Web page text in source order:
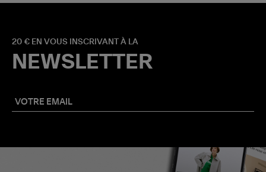
20 € EN VOUS INSCRIVANT À LA
NEWSLETTER